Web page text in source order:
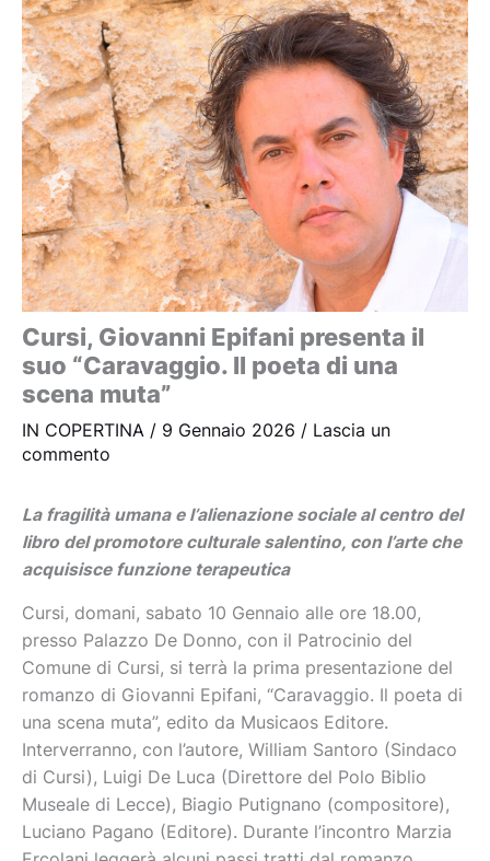
Cursi, Giovanni Epifani presenta il
suo “Caravaggio. Il poeta di una
scena muta”
IN COPERTINA / 9 Gennaio 2026 / Lascia un
commento
La fragilità umana e l’alienazione sociale al centro del
libro del promotore culturale salentino, con l’arte che
acquisisce funzione terapeutica
Cursi, domani, sabato 10 Gennaio alle ore 18.00,
presso Palazzo De Donno, con il Patrocinio del
Comune di Cursi, si terrà la prima presentazione del
romanzo di Giovanni Epifani, “Caravaggio. Il poeta di
una scena muta”, edito da Musicaos Editore.
Interverranno, con l’autore, William Santoro (Sindaco
di Cursi), Luigi De Luca (Direttore del Polo Biblio
Museale di Lecce), Biagio Putignano (compositore),
Luciano Pagano (Editore). Durante l’incontro Marzia